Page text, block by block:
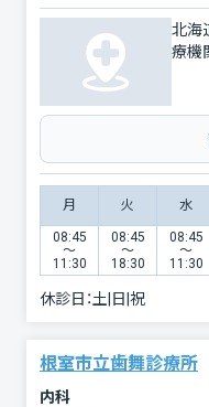
北海
療機
月 火 水
08:45
〜
11:30
08:45
〜
18:30
08:45
〜
11:30
休診日：土|日|祝
根室市立歯舞診療所
内科